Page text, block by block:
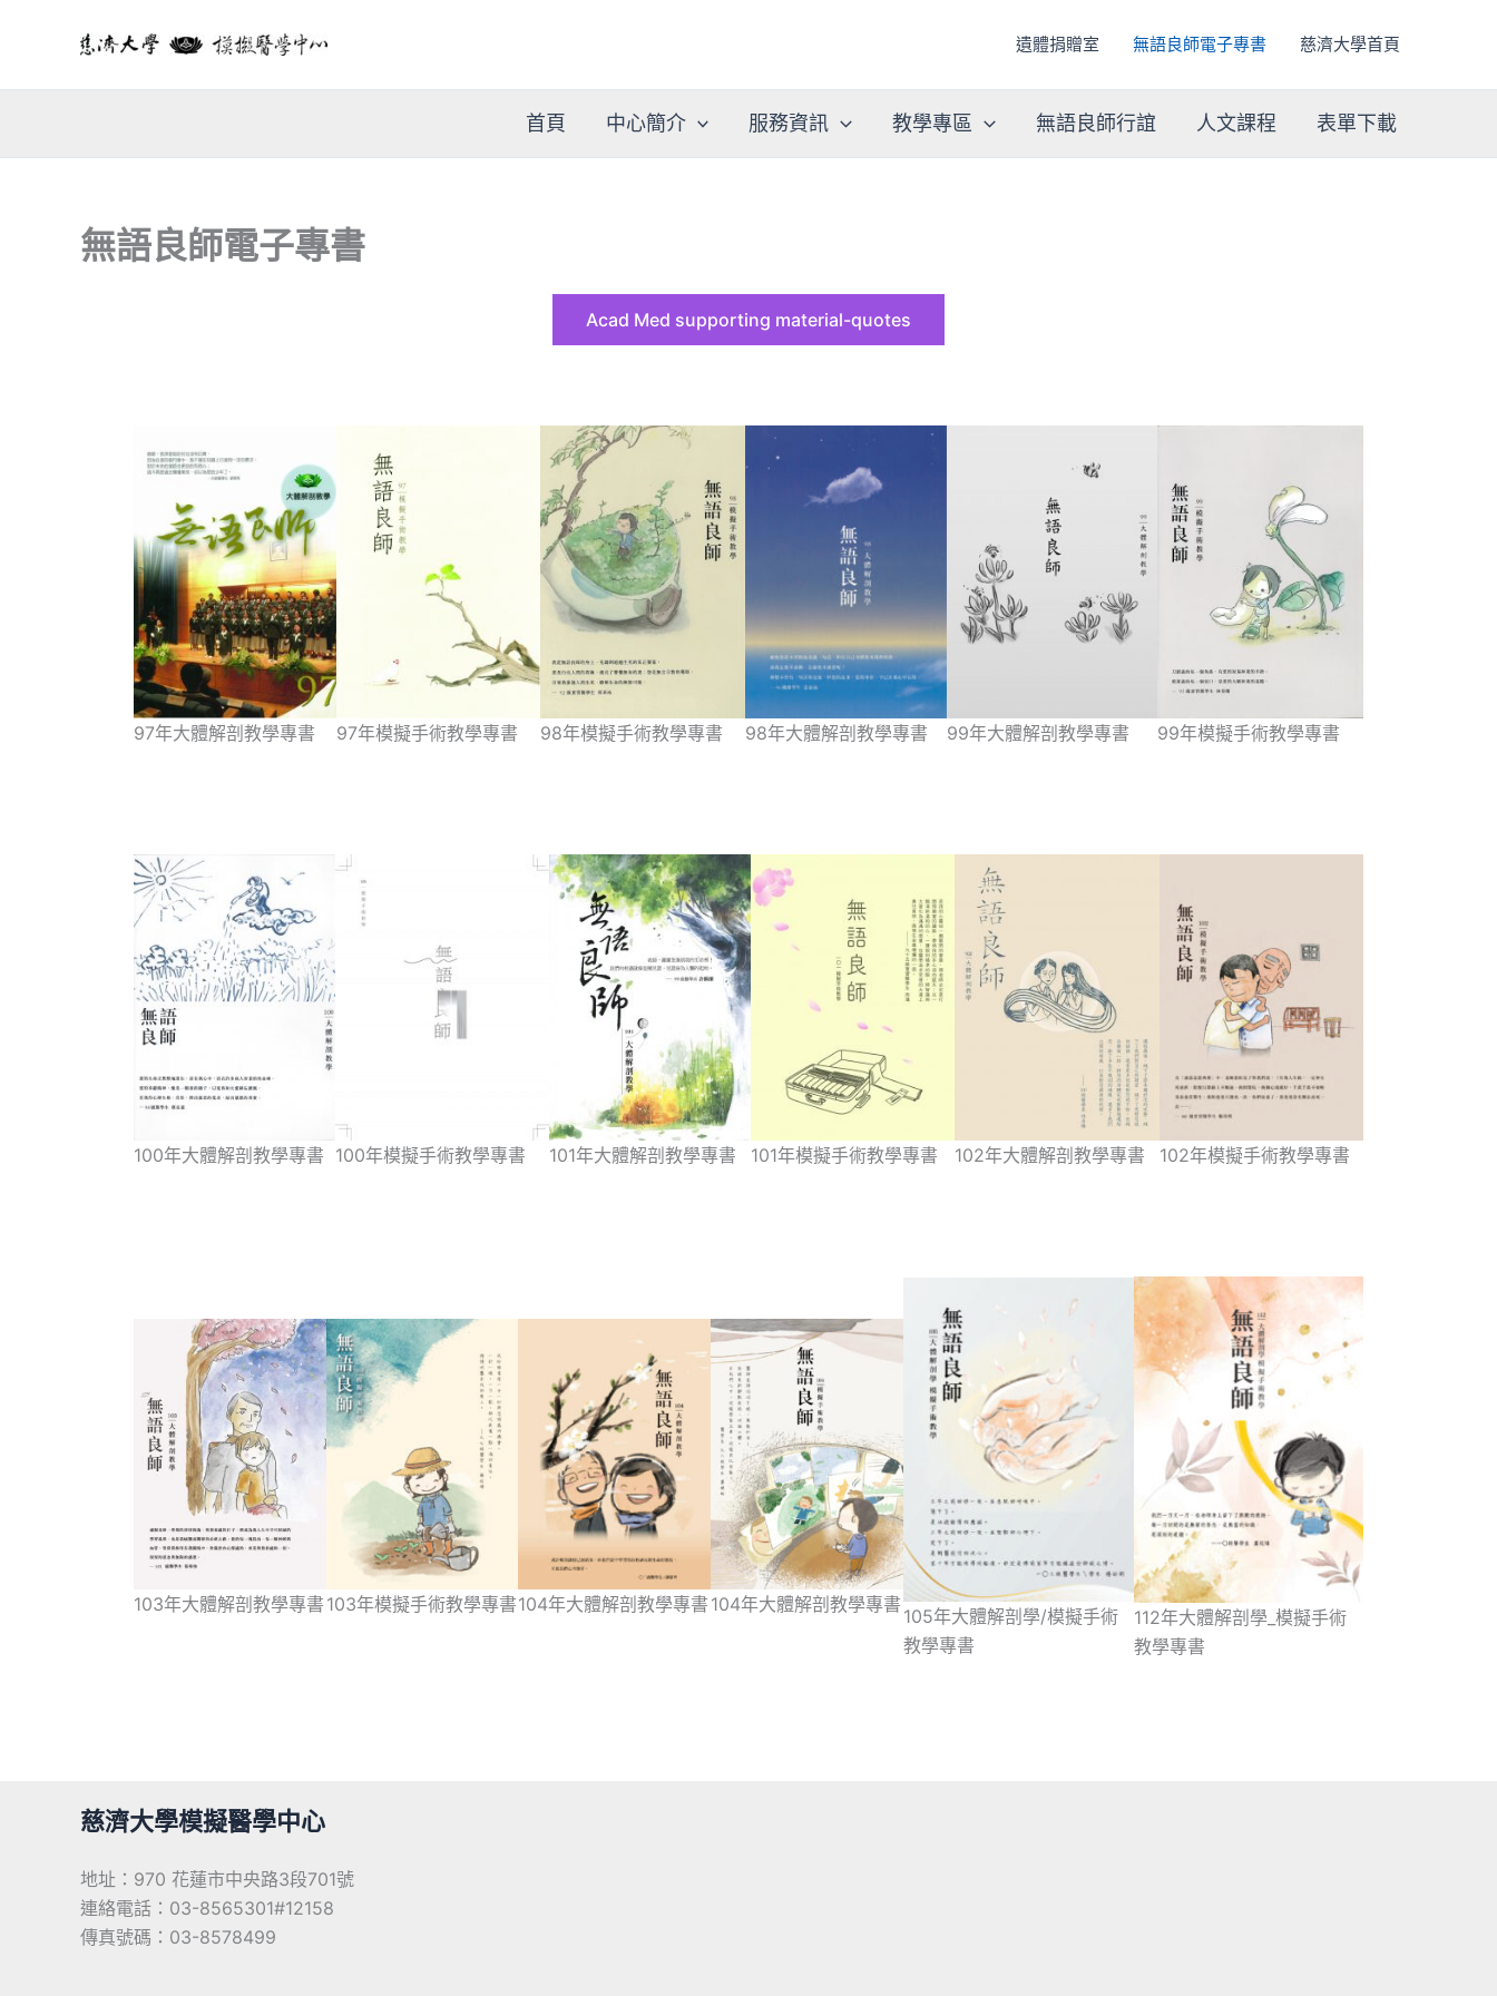
容
遺體捐贈室 無語良師電子專書 慈濟大學首頁
首頁 中心簡介 服務資訊 教學專區 無語良師行誼 人文課程 表單下載
無語良師電子專書
Acad Med supporting material-quotes
97年大體解剖教學專書 97年模擬手術教學專書 98年模擬手術教學專書 98年大體解剖教學專書 99年大體解剖教學專書 99年模擬手術教學專書
100年大體解剖教學專書 100年模擬手術教學專書 101年大體解剖教學專書 101年模擬手術教學專書 102年大體解剖教學專書 102年模擬手術教學專書
103年大體解剖教學專書 103年模擬手術教學專書104年大體解剖教學專書 104年大體解剖教學專書
105年大體解剖學/模擬手術
教學專書
112年大體解剖學_模擬手術
教學專書
慈濟大學模擬醫學中心
地址：970 花蓮市中央路3段701號
連絡電話：03-8565301#12158
傳真號碼：03-8578499